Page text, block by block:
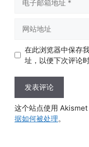
址
址
在此浏览器中保存
址，以便下次评论时
这个站点使用 Akismet
据如何被处理。